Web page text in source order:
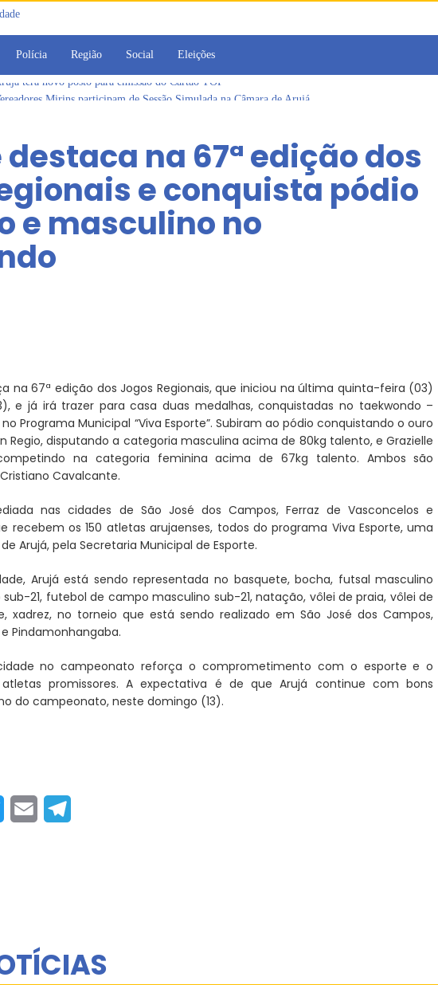
Polícia Região Social Eleições
Vereadores Mirins participam de Sessão Simulada na Câmara de Arujá
Escola do Legislativo de Arujá entrega 1 tonelada de alimentos ao Fundo Social do município
promove 2º encontro da Jornada de Conhecimento em Bem-Estar Animal no Parque dos Ipês
Arujá terá novo posto para emissão do Cartão TOP
na 67ª edição dos
e conquista pódio
e masculino no
na 67ª edição dos Jogos Regionais, que iniciou na última quinta-feira (03)
e já irá trazer para casa duas medalhas, conquistadas no taekwondo –
Programa Municipal “Viva Esporte”. Subiram ao pódio conquistando o ouro
Regio, disputando a categoria masculina acima de 80kg talento, e Grazielle
na categoria feminina acima de 67kg talento. Ambos são
Cavalcante.
nas cidades de São José dos Campos, Ferraz de Vasconcelos e
recebem os 150 atletas arujaenses, todos do programa Viva Esporte, uma
Arujá, pela Secretaria Municipal de Esporte.
Arujá está sendo representada no basquete, bocha, futsal masculino
21, futebol de campo masculino sub-21, natação, vôlei de praia, vôlei de
xadrez, no torneio que está sendo realizado em São José dos Campos,
Pindamonhangaba.
no campeonato reforça o comprometimento com o esporte e o
promissores. A expectativa é de que Arujá continue com bons
do campeonato, neste domingo (13).
Twitter Email